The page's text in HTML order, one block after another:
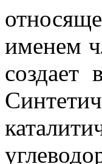
именем